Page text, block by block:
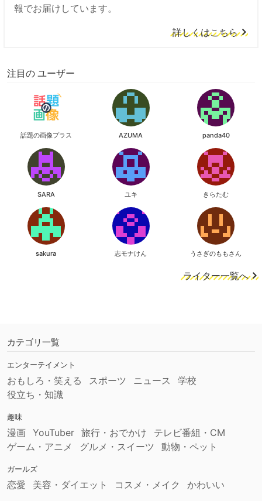
報でお届けしています。
詳しくはこちら
注目の ユーザー
話題の画像プラス AZUMA panda40
SARA ユキ きらたむ
sakura 志モナけん うさぎのももさん
ライター一覧へ
カテゴリ一覧
エンターテイメント
おもしろ・笑える スポーツ ニュース
学校
役立ち・知識
趣味
漫画 YouTuber 旅行・おでかけ
テレビ番組・CM
ゲーム・アニメ
グルメ・スイーツ 動物・ペット
ガールズ
恋愛 美容・ダイエット コスメ・メイク かわいい